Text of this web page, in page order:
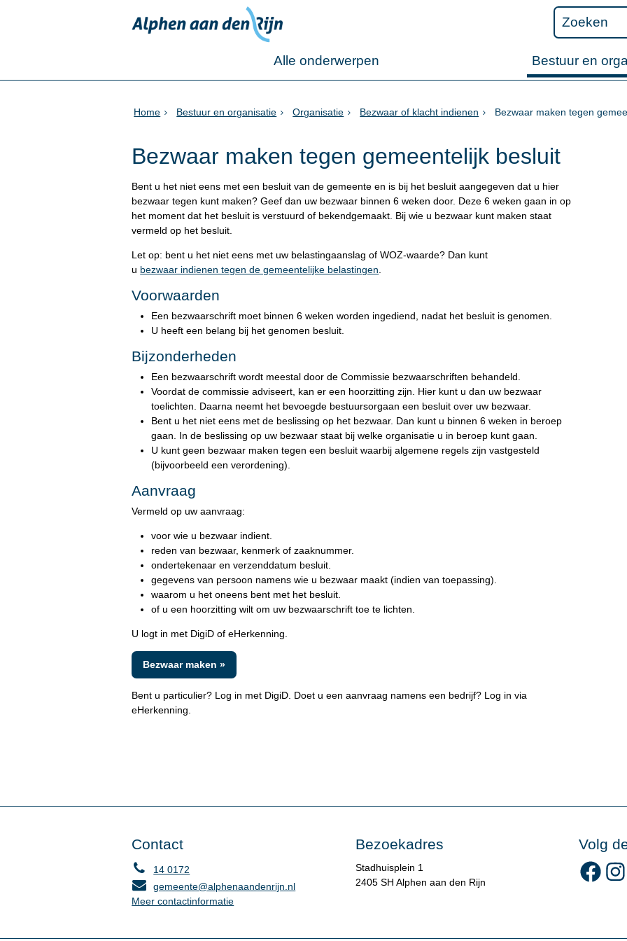
Alle onderwerpen Bestuur en
Home Bestuur en organisatie Organisatie Bezwaar of klacht indienen Bezwaar maken tegen
Bezwaar maken tegen gemeentelijk besluit
Bent u het niet eens met een besluit van de gemeente en is bij het besluit aangegeven dat u hier
bezwaar tegen kunt maken? Geef dan uw bezwaar binnen 6 weken door. Deze 6 weken gaan in op
het moment dat het besluit is verstuurd of bekendgemaakt. Bij wie u bezwaar kunt maken staat
vermeld op het besluit.
Let op: bent u het niet eens met uw belastingaanslag of WOZ-waarde? Dan kunt
u bezwaar indienen tegen de gemeentelijke belastingen
Voorwaarden
Een bezwaarschrift moet binnen 6 weken worden ingediend, nadat het besluit is genomen.
U heeft een belang bij het genomen besluit.
Bijzonderheden
Een bezwaarschrift wordt meestal door de Commissie bezwaarschriften behandeld.
Voordat de commissie adviseert, kan er een hoorzitting zijn. Hier kunt u dan uw bezwaar
toelichten. Daarna neemt het bevoegde bestuursorgaan een besluit over uw bezwaar.
Bent u het niet eens met de beslissing op het bezwaar. Dan kunt u binnen 6 weken in beroep
gaan. In de beslissing op uw bezwaar staat bij welke organisatie u in beroep kunt gaan.
U kunt geen bezwaar maken tegen een besluit waarbij algemene regels zijn vastgesteld
(bijvoorbeeld een verordening).
Aanvraag
Vermeld op uw aanvraag:
voor wie u bezwaar indient.
reden van bezwaar, kenmerk of zaaknummer.
ondertekenaar en verzenddatum besluit.
gegevens van persoon namens wie u bezwaar maakt (indien van toepassing).
waarom u het oneens bent met het besluit.
of u een hoorzitting wilt om uw bezwaarschrift toe te lichten.
U logt in met DigiD of eHerkenning.
Bezwaar maken »
Bent u particulier? Log in met DigiD. Doet u een aanvraag namens een bedrijf? Log in via
eHerkenning.
Contact
14 0172
gemeente@alphenaandenrijn.nl
Meer contactinformatie
Bezoekadres
Stadhuisplein 1
2405 SH Alphen aan den Rijn
Volg